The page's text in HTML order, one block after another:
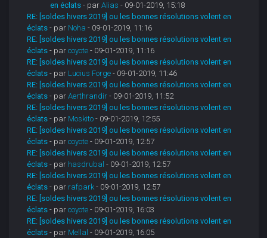
en éclats - parAlias - 09-01-2019, 15:18
RE: [soldes hivers 2019] ou les bonnes résolutions volent en
éclats - par Noha - 09-01-2019, 11:16
RE: [soldes hivers 2019] ou les bonnes résolutions volent en
éclats - parcoyote - 09-01-2019, 11:16
RE: [soldes hivers 2019] ou les bonnes résolutions volent en
éclats - par Lucius Forge - 09-01-2019, 11:46
RE: [soldes hivers 2019] ou les bonnes résolutions volent en
éclats - parAerthrandir - 09-01-2019, 11:52
RE: [soldes hivers 2019] ou les bonnes résolutions volent en
éclats - par Moskito - 09-01-2019, 12:55
RE: [soldes hivers 2019] ou les bonnes résolutions volent en
éclats - parcoyote - 09-01-2019, 12:57
RE: [soldes hivers 2019] ou les bonnes résolutions volent en
éclats - par hasdrubal - 09-01-2019, 12:57
RE: [soldes hivers 2019] ou les bonnes résolutions volent en
éclats - par rafpark - 09-01-2019, 12:57
RE: [soldes hivers 2019] ou les bonnes résolutions volent en
éclats - parcoyote - 09-01-2019, 16:03
RE: [soldes hivers 2019] ou les bonnes résolutions volent en
éclats - par Mellal - 09-01-2019, 16:05